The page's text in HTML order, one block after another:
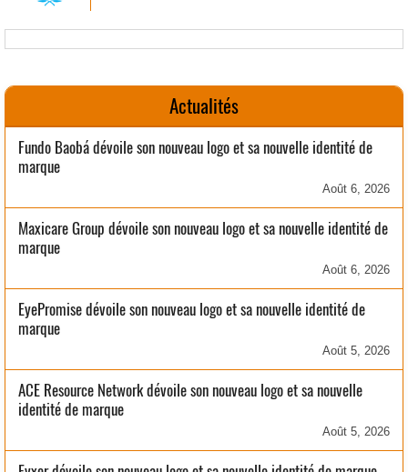
Actualités
Fundo Baobá dévoile son nouveau logo et sa nouvelle identité de
marque
Août 6, 2026
Maxicare Group dévoile son nouveau logo et sa nouvelle identité de
marque
Août 6, 2026
EyePromise dévoile son nouveau logo et sa nouvelle identité de
marque
Août 5, 2026
ACE Resource Network dévoile son nouveau logo et sa nouvelle
identité de marque
Août 5, 2026